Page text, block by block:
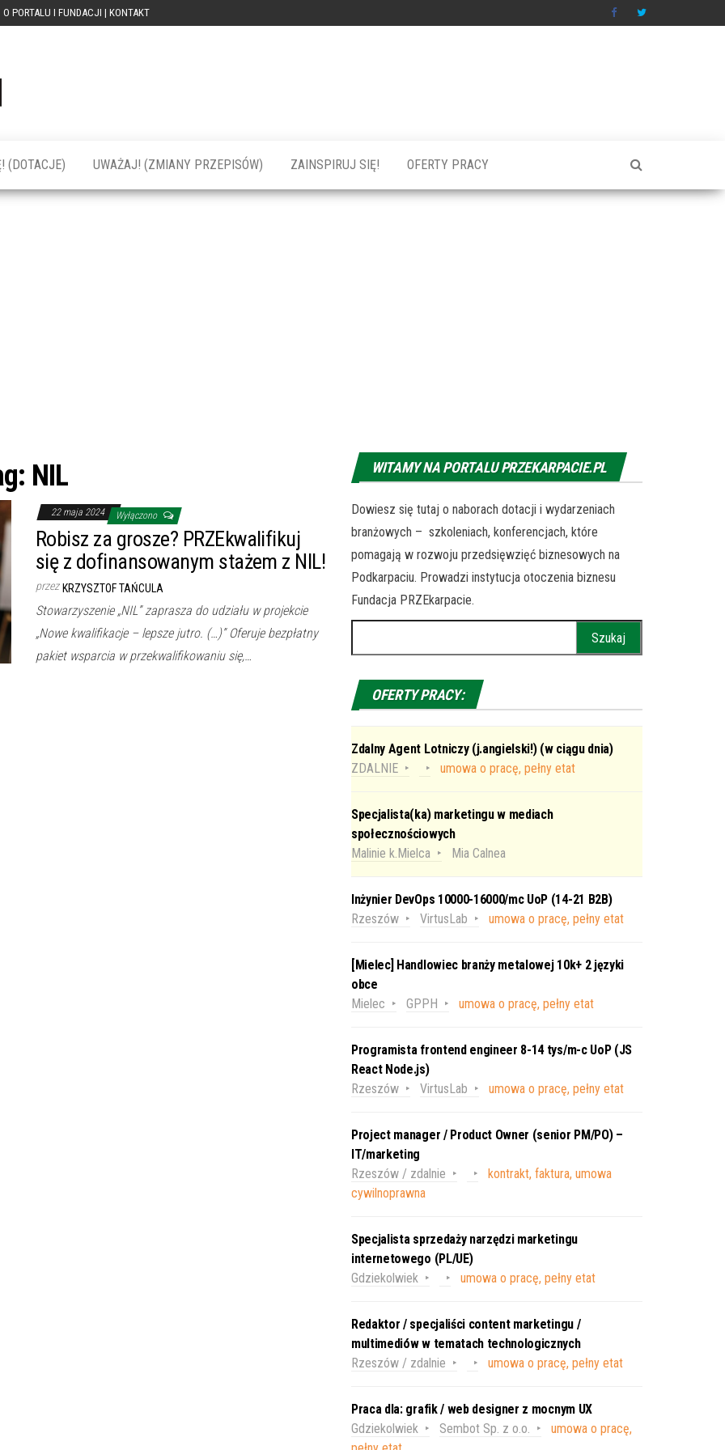
O PORTALU I FUNDACJI | KONTAKT
szkolenia dla
firm
(DOTACJE) UWAŻAJ! (ZMIANY PRZEPISÓW) ZAINSPIRUJ SIĘ! OFERTY PRACY
NIL
22 maja 2024 Wyłączono
Robisz za grosze? PRZEkwalifikuj
się z dofinansowanym stażem z NIL!
przez KRZYSZTOF TAŃCULA
Stowarzyszenie „NIL” zaprasza do udziału w projekcie
„Nowe kwalifikacje – lepsze jutro. (…)” Oferuje bezpłatny
pakiet wsparcia w przekwalifikowaniu się,…
WITAMY NA PORTALU PRZEKARPACIE.PL
Dowiesz się tutaj o naborach dotacji i wydarzeniach
branżowych – szkoleniach, konferencjach, które
pomagają w rozwoju przedsięwzięć biznesowych na
Podkarpaciu. Prowadzi instytucja otoczenia biznesu
Fundacja PRZEkarpacie.
OFERTY PRACY:
Zdalny Agent Lotniczy (j.angielski!) (w ciągu dnia)
ZDALNIE
umowa o pracę, pełny etat
Specjalista(ka) marketingu w mediach
społecznościowych
Malinie k.Mielca
Mia Calnea
Inżynier DevOps 10000-16000/mc UoP (14-21 B2B)
Rzeszów
VirtusLab umowa o pracę, pełny etat
[Mielec] Handlowiec branży metalowej 10k+ 2 języki
obce
Mielec
GPPH umowa o pracę, pełny etat
Programista frontend engineer 8-14 tys/m-c UoP (JS
React Node.js)
Rzeszów
VirtusLab umowa o pracę, pełny etat
Project manager / Product Owner (senior PM/PO) –
IT/marketing
Rzeszów / zdalnie
kontrakt, faktura, umowa
cywilnoprawna
Specjalista sprzedaży narzędzi marketingu
internetowego (PL/UE)
Gdziekolwiek
umowa o pracę, pełny etat
Redaktor / specjaliści content marketingu /
multimediów w tematach technologicznych
Rzeszów / zdalnie
umowa o pracę, pełny etat
Praca dla: grafik / web designer z mocnym UX
Gdziekolwiek
Sembot Sp. z o.o.
umowa o pracę,